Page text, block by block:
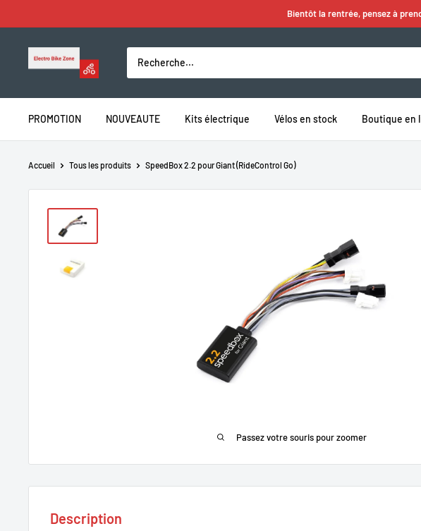
au
contenu
Bientôt la rentrée, pensez à
Electro
PROMOTION NOUVEAUTE Kits électrique Vélos en stock Boutique en
Accueil Tous les produits SpeedBox 2.2 pour Giant (RideControl Go)
Passez votre souris pour zoomer
Description